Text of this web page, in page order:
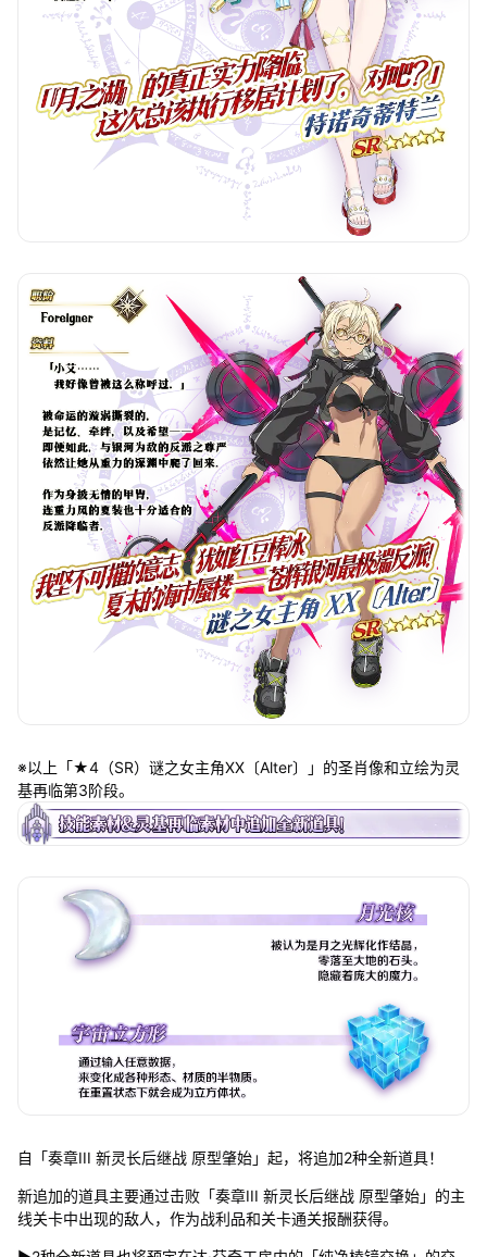
※以上「★4（SR）谜之女主角XX〔Alter〕」的圣肖像和立绘为灵
基再临第3阶段。
自「奏章III 新灵长后继战 原型肇始」起，将追加2种全新道具！
新追加的道具主要通过击败「奏章III 新灵长后继战 原型肇始」的主
线关卡中出现的敌人，作为战利品和关卡通关报酬获得。